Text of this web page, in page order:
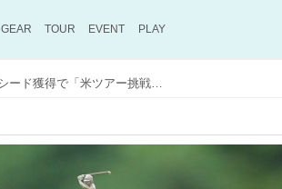
GEAR TOUR EVENT PLAY
竹田麗央がメジャー2連勝! 5年シード獲得で「米ツアー挑戦」へ意欲【日本女子オープン】